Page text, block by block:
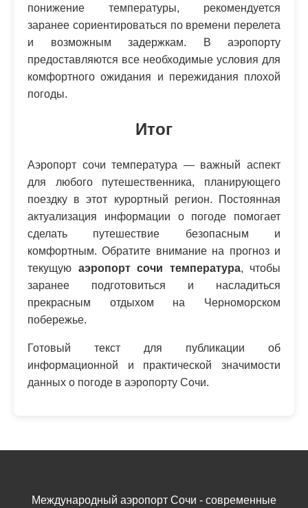
понижение температуры, рекомендуется
заранее сориентироваться по времени перелета
и возможным задержкам. В аэропорту
предоставляются все необходимые условия для
комфортного ожидания и пережидания плохой
погоды.
Итог
Аэропорт сочи температура — важный аспект
для любого путешественника, планирующего
поездку в этот курортный регион. Постоянная
актуализация информации о погоде помогает
сделать путешествие безопасным и
комфортным. Обратите внимание на прогноз и
текущую аэропорт сочи температура, чтобы
заранее подготовиться и насладиться
прекрасным отдыхом на Черноморском
побережье.
Готовый текст для публикации об
информационной и практической значимости
данных о погоде в аэропорту Сочи.
Международный аэропорт Сочи - современные